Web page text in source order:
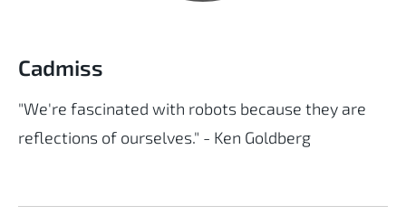
Cadmiss
"We're fascinated with robots because they are
reflections of ourselves." - Ken Goldberg